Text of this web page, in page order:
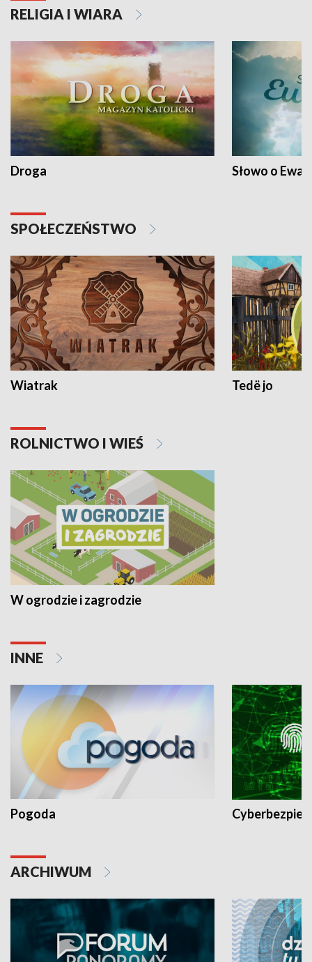
RELIGIA I WIARA
Droga Słowo o
SPOŁECZEŃSTWO
Wiatrak Tedë jo
ROLNICTWO I WIEŚ
W ogrodzie i zagrodzie
INNE
Pogoda
ARCHIWUM